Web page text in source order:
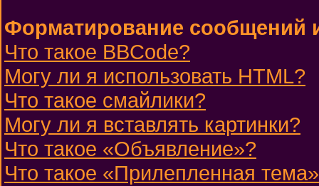
Форматирование сообщений
Что такое BBCode?
Могу ли я использовать HTML?
Что такое смайлики?
Могу ли я вставлять картинки?
Что такое «Объявление»?
Что такое «Прилепленная